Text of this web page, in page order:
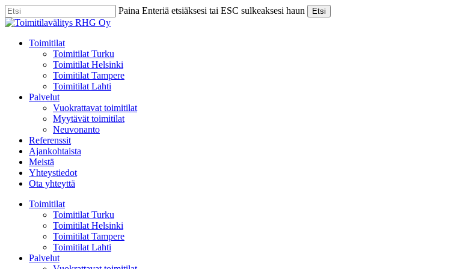
Skip
to
content
Paina Enteriä etsiäksesi tai ESC sulkeaksesi haun Etsi
Close
Menu
Toimitilat
Toimitilat Turku
Toimitilat Helsinki
Toimitilat Tampere
Toimitilat Lahti
Palvelut
Vuokrattavat toimitilat
Myytävät toimitilat
Neuvonanto
Referenssit
Ajankohtaista
Meistä
Yhteystiedot
Ota yhteyttä
Toimitilat
Toimitilat Turku
Toimitilat Helsinki
Toimitilat Tampere
Toimitilat Lahti
Palvelut